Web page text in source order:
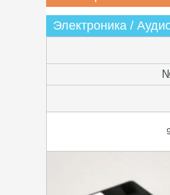
Электроника /